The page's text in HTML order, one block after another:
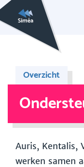
Overzicht
Auris, Kentalis,
werken samen